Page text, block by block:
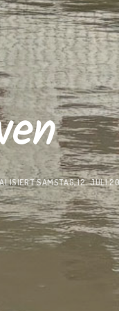
SAMSTAG, 12. JULI